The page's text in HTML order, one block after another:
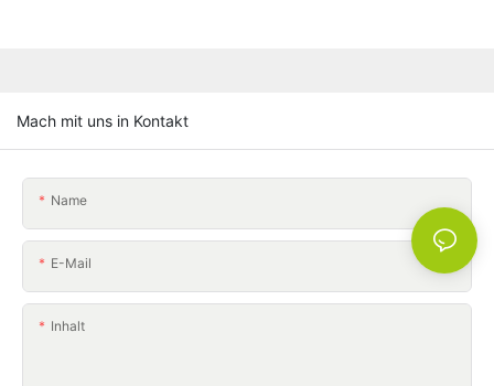
Mach mit uns in Kontakt
Name
E-Mail
Inhalt